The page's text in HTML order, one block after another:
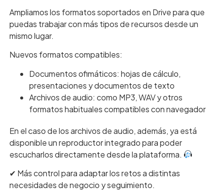
Ampliamos los formatos soportados en Drive para que
puedas trabajar con más tipos de recursos desde un
mismo lugar.
Nuevos formatos compatibles:
Documentos ofimáticos: hojas de cálculo,
presentaciones y documentos de texto
Archivos de audio: como MP3, WAV y otros
formatos habituales compatibles con navegador
En el caso de los archivos de audio, además, ya está
disponible un reproductor integrado para poder
escucharlos directamente desde la plataforma.
✔︎ Más control para adaptar los retos a distintas
necesidades de negocio y seguimiento.